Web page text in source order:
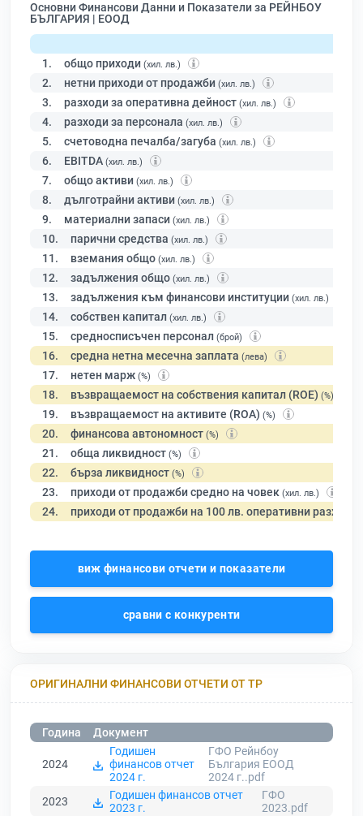
Основни Финансови Данни и Показатели за РЕЙНБОУ
БЪЛГАРИЯ | ЕООД
1. общо приходи (хил. лв.)
2. нетни приходи от продажби (хил. лв.)
3. разходи за оперативна дейност (хил. лв.)
4. разходи за персонала (хил. лв.)
5. счетоводна печалба/загуба (хил. лв.)
6. EBITDA (хил. лв.)
7. общо активи (хил. лв.)
8. дълготрайни активи (хил. лв.)
9. материални запаси (хил. лв.)
10. парични средства (хил. лв.)
11. вземания общо (хил. лв.)
12. задължения общо (хил. лв.)
13. задължения към финансови институции (хил. лв.)
14. собствен капитал (хил. лв.)
15. средносписъчен персонал (брой)
16. средна нетна месечна заплата (лева)
17. нетен марж (%)
18. възвращаемост на собствения капитал (ROE) (%)
19. възвращаемост на активите (ROA) (%)
20. финансова автономност (%)
21. обща ликвидност (%)
22. бърза ликвидност (%)
23. приходи от продажби средно на човек (хил. лв.)
24. приходи от продажби на 100 лв. оперативни разходи
виж финансови отчети и показатели
сравни с конкуренти
ОРИГИНАЛНИ ФИНАНСОВИ ОТЧЕТИ ОТ ТР
Година Документ
2024
Годишен
финансов отчет
2024 г.
ГФО Рейнбоу
България ЕООД
2024 г..pdf
2023
Годишен финансов отчет
2023 г.
ГФО
2023.pdf